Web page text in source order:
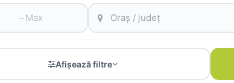
–
Afișează filtre